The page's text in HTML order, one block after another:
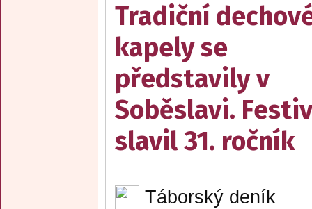
Tradiční
kapely se
představily v
Soběslavi.
slavil 31. ročník
Táborský deník